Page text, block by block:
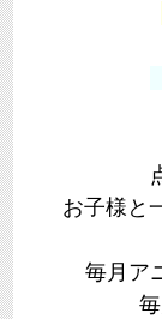
お子様と
毎月ア